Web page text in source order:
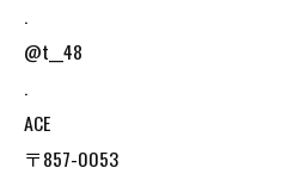
.
@t__48
.
ACE
〒857-0053